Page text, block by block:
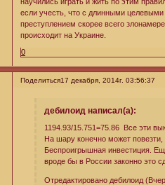
если учесть, что с длинными
преступлением скорее всего
происходит на Украине.
0
Поделиться17 декабря, 2014г. 03:56:37
дебилоид написал(а):
1194.93/15.751=75.86 Все эти
На шару конечно может
Беспроигрышная инвестиция.
вроде бы в России законно это
Отредактировано дебилоид